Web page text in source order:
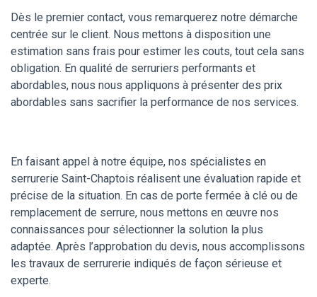
Dès le premier contact, vous remarquerez notre démarche
centrée sur le client. Nous mettons à disposition une
estimation sans frais pour estimer les couts, tout cela sans
obligation. En qualité de serruriers performants et
abordables, nous nous appliquons à présenter des prix
abordables sans sacrifier la performance de nos services.
En faisant appel à notre équipe, nos spécialistes en
serrurerie Saint-Chaptois réalisent une évaluation rapide et
précise de la situation. En cas de porte fermée à clé ou de
remplacement de serrure, nous mettons en œuvre nos
connaissances pour sélectionner la solution la plus
adaptée. Après l’approbation du devis, nous accomplissons
les travaux de serrurerie indiqués de façon sérieuse et
experte.